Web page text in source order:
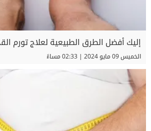
إليك أفضل الطرق الطبيعية لعلاج تورم
الخميس 09 مايو 2024 | 02:33 مساءً